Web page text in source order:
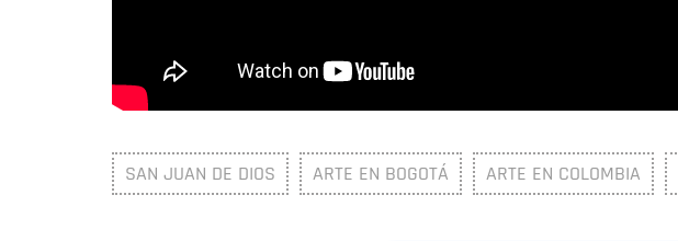
SAN JUAN DE DIOS ARTE EN BOGOTÁ ARTE EN COLOMBIA